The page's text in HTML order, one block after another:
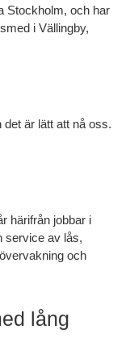
Stockholm, och har
i Vällingby,
det är lätt att nå oss.
härifrån jobbar i
service av lås,
och
lång